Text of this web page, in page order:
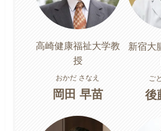
高崎健康福祉大学教
授
おかだ さなえ
岡田 早苗
新宿大
ご
後